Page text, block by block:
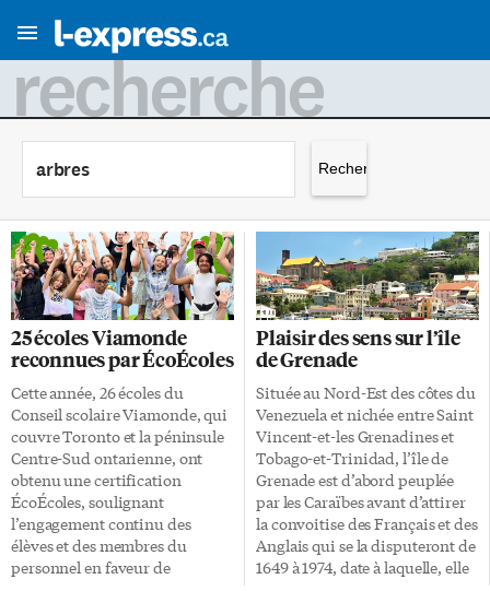
recherche
25 écoles Viamonde
reconnues par ÉcoÉcoles
Cette année, 26 écoles du
Conseil scolaire Viamonde, qui
couvre Toronto et la péninsule
Centre-Sud ontarienne, ont
obtenu une certification
ÉcoÉcoles, soulignant
l’engagement continu des
élèves et des membres du
personnel en faveur de
Plaisir des sens sur l’île
de Grenade
Située au Nord-Est des côtes du
Venezuela et nichée entre Saint
Vincent-et-les Grenadines et
Tobago-et-Trinidad, l’île de
Grenade est d’abord peuplée
par les Caraïbes avant d’attirer
la convoitise des Français et des
Anglais qui se la disputeront de
1649 à 1974, date à laquelle, elle